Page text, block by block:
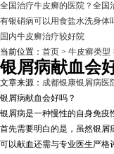
全国治疗牛皮癣的医院？全国
有银硝病可以用食盐水洗身体
国内牛皮癣治疗较好院
当前位置： 首页 > 牛皮癣类型
银屑病献血会
文章来源： 成都银康银屑病医
银屑病献血会好吗？
银屑病是一种慢性的自身免疫
首先需要明白的是，虽然银屑
可以献血还需与专业医生严格